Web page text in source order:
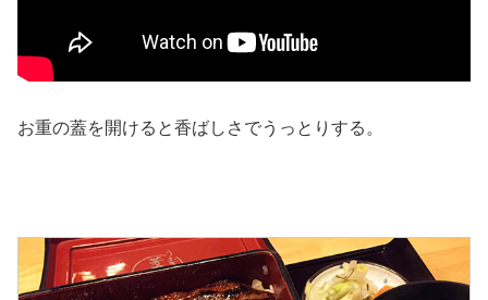
お重の蓋を開けると香ばしさでうっとりする。